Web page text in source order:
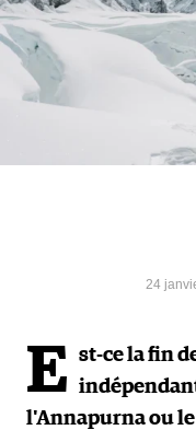
24
E st-ce la fin
l'Annapurna ou le